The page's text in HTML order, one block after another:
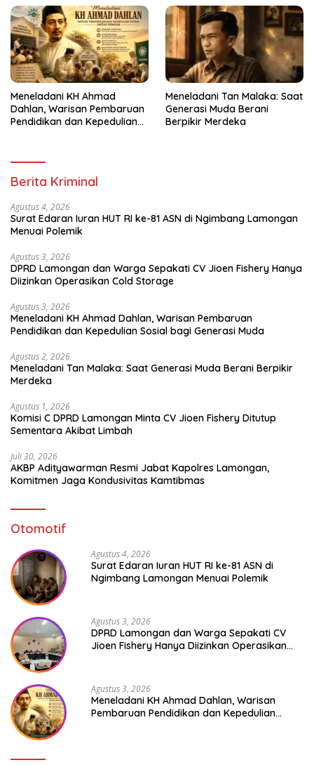
Meneladani KH Ahmad
Dahlan, Warisan Pembaruan
Pendidikan dan Kepedulian
Meneladani Tan Malaka: Saat
Generasi Muda Berani
Berpikir Merdeka
Berita Kriminal
Agustus 4, 2026
Surat Edaran Iuran HUT RI ke-81 ASN di Ngimbang Lamongan
Menuai Polemik
Agustus 3, 2026
DPRD Lamongan dan Warga Sepakati CV Jioen Fishery Hanya
Diizinkan Operasikan Cold Storage
Agustus 3, 2026
Meneladani KH Ahmad Dahlan, Warisan Pembaruan
Pendidikan dan Kepedulian Sosial bagi Generasi Muda
Agustus 2, 2026
Meneladani Tan Malaka: Saat Generasi Muda Berani Berpikir
Merdeka
Agustus 1, 2026
Komisi C DPRD Lamongan Minta CV Jioen Fishery Ditutup
Sementara Akibat Limbah
Juli 30, 2026
AKBP Adityawarman Resmi Jabat Kapolres Lamongan,
Komitmen Jaga Kondusivitas Kamtibmas
Otomotif
Agustus 4, 2026
Surat Edaran Iuran HUT RI ke-81 ASN di
Ngimbang Lamongan Menuai Polemik
Agustus 3, 2026
DPRD Lamongan dan Warga Sepakati CV
Jioen Fishery Hanya Diizinkan Operasikan
Agustus 3, 2026
Meneladani KH Ahmad Dahlan, Warisan
Pembaruan Pendidikan dan Kepedulian